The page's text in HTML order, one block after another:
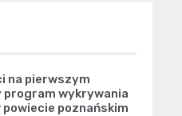
na pierwszym
program wykrywania
poznańskim